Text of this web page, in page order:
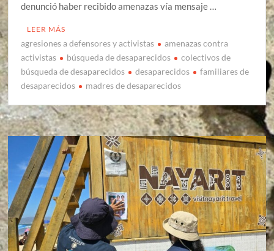
denunció haber recibido amenazas vía mensaje …
LEER MÁS
agresiones a defensores y activistas
amenazas contra
activistas
búsqueda de desaparecidos
colectivos de
búsqueda de desaparecidos
desaparecidos
familiares de
desaparecidos
madres de desaparecidos